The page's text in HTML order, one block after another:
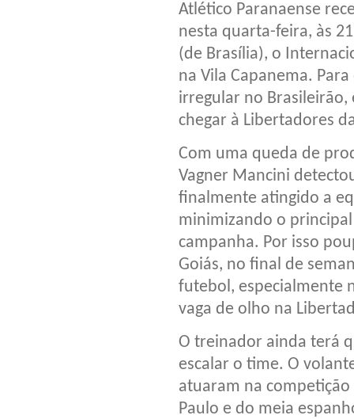
Atlético Paranaense
nesta quarta-feira, às
(de Brasília), o
na Vila Capanema.
irregular no Brasileirão,
chegar à Libertadores
Com uma queda de
Vagner Mancini
finalmente atingido a
minimizando o
campanha. Por isso
Goiás, no final de
futebol, especialmente
vaga de olho na
O treinador ainda terá
escalar o time. O
atuaram na
Paulo e do meia